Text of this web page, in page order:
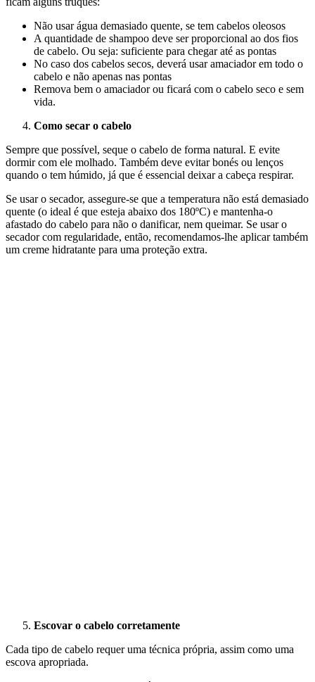
Não usar água demasiado quente, se tem cabelos oleosos
A quantidade de shampoo deve ser proporcional ao dos fios
de cabelo. Ou seja: suficiente para chegar até as pontas
No caso dos cabelos secos, deverá usar amaciador em todo o
cabelo e não apenas nas pontas
Remova bem o amaciador ou ficará com o cabelo seco e sem
vida.
Como secar o cabelo
Sempre que possível, seque o cabelo de forma natural. E evite
dormir com ele molhado. Também deve evitar bonés ou lenços
quando o tem húmido, já que é essencial deixar a cabeça respirar.
Se usar o secador, assegure-se que a temperatura não está demasiado
quente (o ideal é que esteja abaixo dos 180ºC) e mantenha-o
afastado do cabelo para não o danificar, nem queimar. Se usar o
secador com regularidade, então, recomendamos-lhe aplicar também
um creme hidratante para uma proteção extra.
Escovar o cabelo corretamente
Cada tipo de cabelo requer uma técnica própria, assim como uma
escova apropriada.